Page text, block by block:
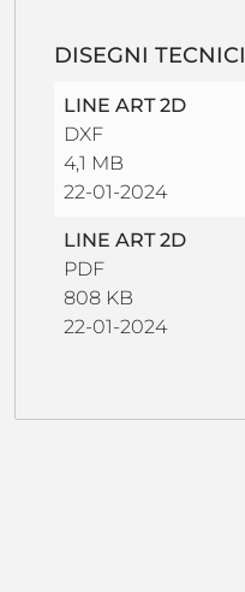
DISEGNI TECNICI
LINE ART 2D
DXF
4,1 MB
22-01-2024
LINE ART 2D
PDF
808 KB
22-01-2024